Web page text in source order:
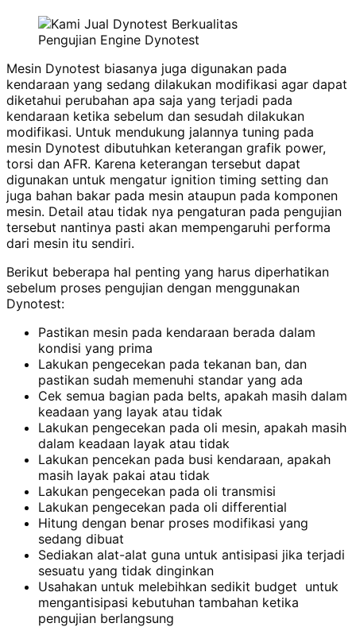
Pengujian Engine Dynotest
Mesin Dynotest biasanya juga digunakan pada
kendaraan yang sedang dilakukan modifikasi agar dapat
diketahui perubahan apa saja yang terjadi pada
kendaraan ketika sebelum dan sesudah dilakukan
modifikasi. Untuk mendukung jalannya tuning pada
mesin Dynotest dibutuhkan keterangan grafik power,
torsi dan AFR. Karena keterangan tersebut dapat
digunakan untuk mengatur ignition timing setting dan
juga bahan bakar pada mesin ataupun pada komponen
mesin. Detail atau tidak nya pengaturan pada pengujian
tersebut nantinya pasti akan mempengaruhi performa
dari mesin itu sendiri.
Berikut beberapa hal penting yang harus diperhatikan
sebelum proses pengujian dengan menggunakan
Dynotest:
Pastikan mesin pada kendaraan berada dalam
kondisi yang prima
Lakukan pengecekan pada tekanan ban, dan
pastikan sudah memenuhi standar yang ada
Cek semua bagian pada belts, apakah masih dalam
keadaan yang layak atau tidak
Lakukan pengecekan pada oli mesin, apakah masih
dalam keadaan layak atau tidak
Lakukan pencekan pada busi kendaraan, apakah
masih layak pakai atau tidak
Lakukan pengecekan pada oli transmisi
Lakukan pengecekan pada oli differential
Hitung dengan benar proses modifikasi yang
sedang dibuat
Sediakan alat-alat guna untuk antisipasi jika terjadi
sesuatu yang tidak dinginkan
Usahakan untuk melebihkan sedikit budget untuk
mengantisipasi kebutuhan tambahan ketika
pengujian berlangsung